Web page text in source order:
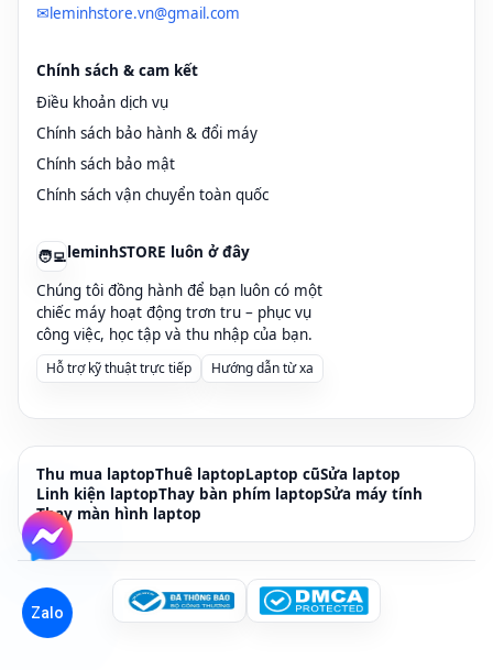
✉leminhstore.vn@gmail.com
Chính sách & cam kết
Điều khoản dịch vụ
Chính sách bảo hành & đổi máy
Chính sách bảo mật
Chính sách vận chuyển toàn quốc
🧑‍💻leminhSTORE luôn ở đây
Chúng tôi đồng hành để bạn luôn có một
chiếc máy hoạt động trơn tru – phục vụ
công việc, học tập và thu nhập của bạn.
Hỗ trợ kỹ thuật trực tiếp Hướng dẫn từ xa
Thu mua laptopThuê laptopLaptop cũSửa laptop
Linh kiện laptopThay bàn phím laptopSửa máy tính
Thay màn hình laptop
Zalo